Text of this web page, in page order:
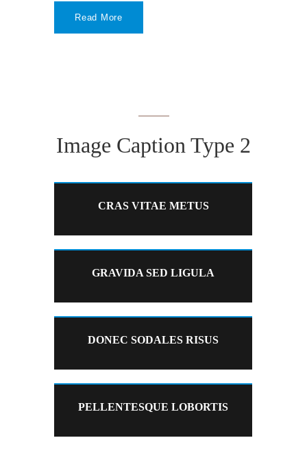
Read More
Image Caption Type 2
CRAS VITAE METUS
GRAVIDA SED LIGULA
DONEC SODALES RISUS
PELLENTESQUE LOBORTIS